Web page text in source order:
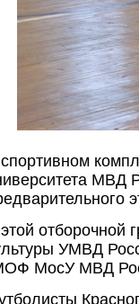
МВД
отборочной
УМВД
МосУ МВД